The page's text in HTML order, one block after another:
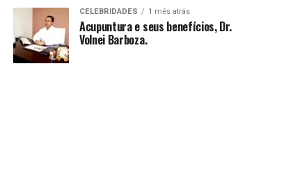
CELEBRIDADES 1 mês atrás
Acupuntura e seus benefícios, Dr.
Volnei Barboza.